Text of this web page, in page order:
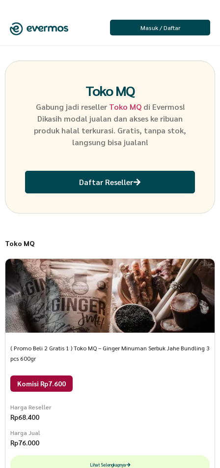
Masuk / Daftar
Toko MQ
Gabung jadi reseller Toko MQ di Evermos!
Dikasih modal jualan dan akses ke ribuan
produk halal terkurasi. Gratis, tanpa stok,
langsung bisa jualan!
Daftar Reseller
Toko MQ
( Promo Beli 2 Gratis 1 ) Toko MQ – Ginger Minuman Serbuk Jahe Bundling 3
pcs 600gr
Komisi Rp7.600
Harga Reseller
Rp68.400
Harga Jual
Rp76.000
Lihat Selengkapnya